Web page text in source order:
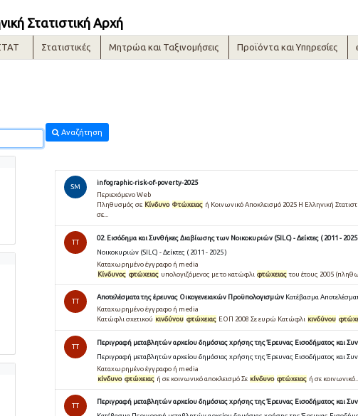
Στατιστική Αρχή
Στατιστικές Μητρώα και Ταξινομήσεις Προϊόντα και Υπηρεσίες
Αναζήτηση
SM
infographic-risk-of-poverty-2025
Περιεχόμενο Web
Πληθυσμός σε Κίνδυνο Φτώχειας ή Κοινωνικό Αποκλεισμό 2025 Η Ελληνική
σε...
TT
02. Εισόδημα και Συνθήκες Διαβίωσης των Νοικοκυριών (SILC) - Δείκτες ( 2011 - 2025
Νοικοκυριών (SILC) - Δείκτες ( 2011 - 2025 )
Καταχωρημένο έγγραφο ή media
Κίνδυνος φτώχειας υπολογιζόμενος με το κατώφλι φτώχειαςτου έτους 2005
TT
Αποτελέσματα της έρευνας Οικογενειακών Προϋπολογισμών Κατέβασμα
Καταχωρημένο έγγραφο ή media
Κατώφλι σχετικού κινδύνου φτώχειας ΕΟΠ 2008 Σε ευρώ Κατώφλι κινδύνου
TT
Περιγραφή μεταβλητών αρχείου δημόσιας χρήσης της Έρευνας Εισοδήματος και
Περιγραφή μεταβλητών αρχείου δημόσιας χρήσης της Έρευνας Εισοδήματος και
Καταχωρημένο έγγραφο ή media
κίνδυνο φτώχειας ή σε κοινωνικό αποκλεισμό Σε κίνδυνο φτώχειας ή σε
TT
Περιγραφή μεταβλητών αρχείου δημόσιας χρήσης της Έρευνας Εισοδήματος και